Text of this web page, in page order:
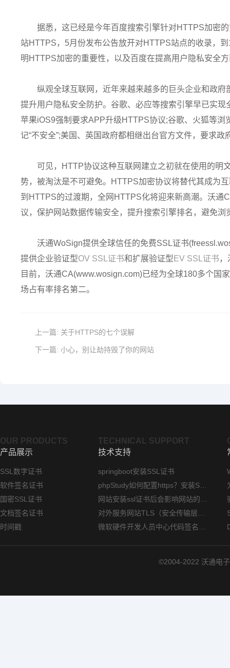
据悉，这已经是今年百度搜索引擎针对HTTPS加密
站HTTPS，5月份发布公告放开对HTTPS站点的收录，
明HTTPS加密的重要性，以及百度在提高用户隐私安全
纵观全球互联网，近年来越来越多的巨头企业和政
提升用户隐私安全防护。谷歌、必应等搜索引擎早已实
苹果iOS9强制要求APP升级HTTPS协议;谷歌、火狐等
记“不安全”;美国、英国政府都相继出台官方文件，要求
可见，HTTP协议这种互联网建立之初就在使用的明
势，被淘汰是不可避免。HTTPS加密协议将替代其成为
到HTTPS的过渡期，全网HTTPS化将迎来新高潮。沃通
议，保护网站数据传输安全，提升搜索引擎排名，避免浏
沃通WoSign提供全球信任的免费SSL证书
提供企业验证型OV SSL证书和扩展验证型 EV SSL证书
目前，沃通CA(www.wosign.com)已经为全球180多个国
场占有率排名第二。
上一篇: 关于HTTPS的七个误解
下一篇: 小心，别让劫持毁了你的网站
OUR PRODUCTS
产品展示
SSL数字证书
软件签名证书
国密SSL证书
文档签名证书
时间戳
TECHNICAL SUPPORT
技术支持
springboot安装SSL证书
©2004-2022 沃通电